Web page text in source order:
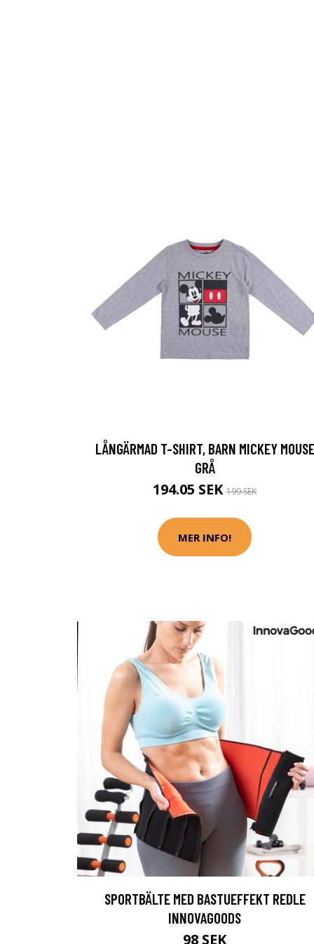
LÅNGÄRMAD T-SHIRT, BARN MICKEY MOUSE
GRÅ
194.05 SEK 199 SEK
MER INFO!
SPORTBÄLTE MED BASTUEFFEKT REDLE
INNOVAGOODS
98 SEK